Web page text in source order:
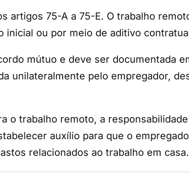
artigos 75-A a 75-E. O trabalho
inicial ou por meio de aditivo
mútuo e deve ser documentada
unilateralmente pelo empregador,
o trabalho remoto, a
auxílio para que o
relacionados ao trabalho em casa.